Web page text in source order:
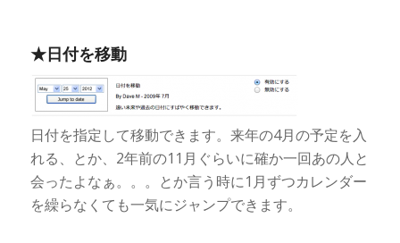
★日付を移動
日付を指定して移動できます。来年の4月の予定を入
れる、とか、2年前の11月ぐらいに確か一回あの人と
会ったよなぁ。。。とか言う時に1月ずつカレンダー
を繰らなくても一気にジャンプできます。